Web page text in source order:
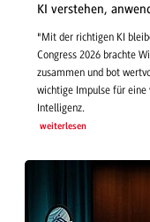
KI verstehen,
"Mit der richtigen KI
Congress 2026 brachte
zusammen und bot
wichtige Impulse für
Intelligenz.
weiterlesen